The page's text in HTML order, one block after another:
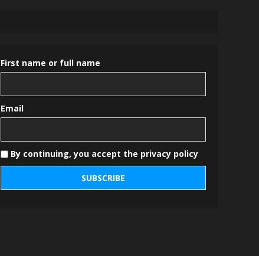
First name or full name
Email
By continuing, you accept the privacy policy